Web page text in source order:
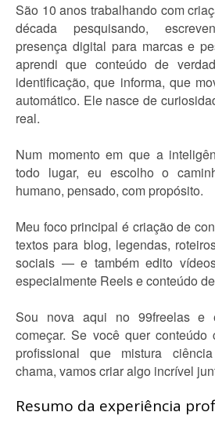
São 10 anos trabalhando com
década pesquisando,
presença digital para marcas e
aprendi que conteúdo de
identificação, que informa, que
automático. Ele nasce de
real.
Num momento em que a
todo lugar, eu escolho o
humano, pensado, com propósito.
Meu foco principal é criação de
textos para blog, legendas,
sociais — e também edito
especialmente Reels e conteúdo
Sou nova aqui no 99freelas e
começar. Se você quer conteúdo
profissional que mistura
chama, vamos criar algo incrível
Resumo da experiência